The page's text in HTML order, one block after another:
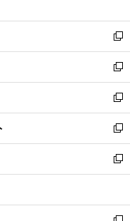
開
く
ウ
で
開
く
ン
ド
ウ
で
開
く
ウ
ィ
ン
ド
ウ
で
開
く
新
し
い
ウ
ィ
ン
ド
ウ
で
開
新
し
い
ウ
ィ
ン
ド
ウ
開
新
し
い
ウ
ィ
ン
ウ
新
し
い
ウ
ン
新
し
ウ